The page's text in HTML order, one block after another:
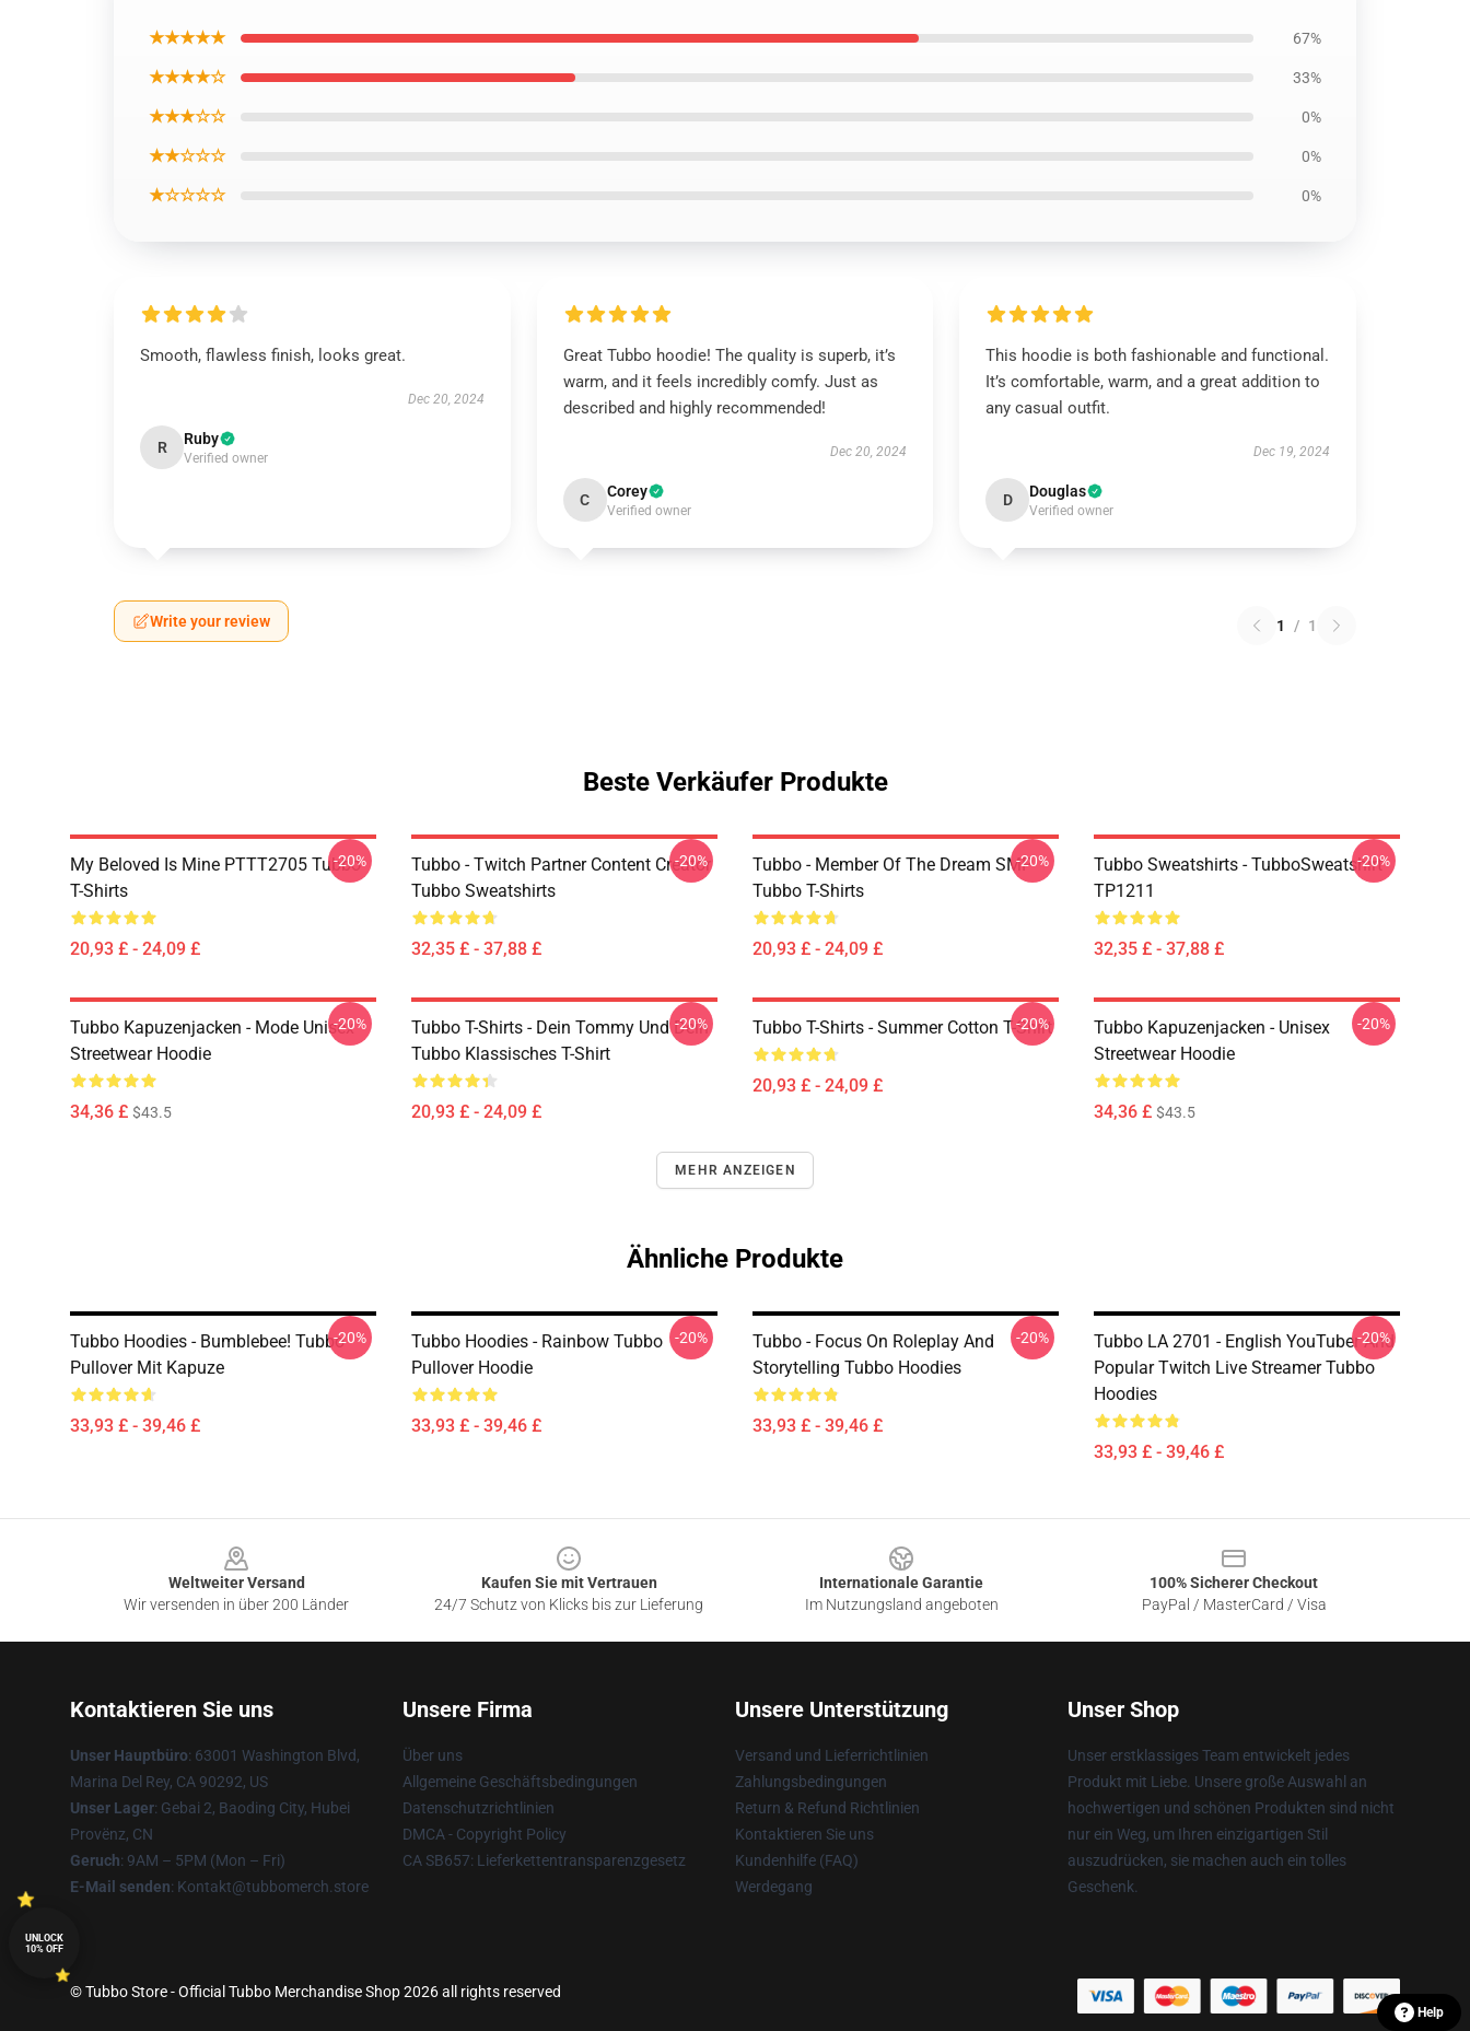
★★★★★ 67%
★★★★☆ 33%
★★★☆☆ 0%
★★☆☆☆ 0%
★☆☆☆☆ 0%
Smooth, flawless finish, looks great.
Dec 20, 2024
R Ruby
Verified owner
Great Tubbo hoodie! The quality is superb, it’s
warm, and it feels incredibly comfy. Just as
described and highly recommended!
Dec 20, 2024
C Corey
Verified owner
This hoodie is both fashionable and functional.
It’s comfortable, warm, and a great addition to
any casual outfit.
Dec 19, 2024
D Douglas
Verified owner
Write your review 1 / 1
Beste Verkäufer Produkte
My Beloved Is Mine PTTT2705 Tubbo
T-Shirts
20,93 £ - 24,09 £
-20%
Tubbo - Twitch Partner Content Creator
Tubbo Sweatshirts
32,35 £ - 37,88 £
-20%
Tubbo - Member Of The Dream SMP
Tubbo T-Shirts
20,93 £ - 24,09 £
-20%
Tubbo Sweatshirts - TubboSweatshirt
TP1211
32,35 £ - 37,88 £
-20%
Tubbo Kapuzenjacken - Mode Unisex
Streetwear Hoodie
34,36 £ $43.5
-20%
Tubbo T-Shirts - Dein Tommy Und Dein
Tubbo Klassisches T-Shirt
20,93 £ - 24,09 £
-20% Tubbo T-Shirts - Summer Cotton T-Shirt
20,93 £ - 24,09 £
-20%
Tubbo Kapuzenjacken - Unisex
Streetwear Hoodie
34,36 £ $43.5
-20%
MEHR ANZEIGEN
Ähnliche Produkte
Tubbo Hoodies - Bumblebee! Tubbo
Pullover Mit Kapuze
33,93 £ - 39,46 £
-20%
Tubbo Hoodies - Rainbow Tubbo
Pullover Hoodie
33,93 £ - 39,46 £
-20%
Tubbo - Focus On Roleplay And
Storytelling Tubbo Hoodies
33,93 £ - 39,46 £
-20%
Tubbo LA 2701 - English YouTuber And
Popular Twitch Live Streamer Tubbo
Hoodies
33,93 £ - 39,46 £
-20%
Weltweiter Versand
Wir versenden in über 200 Länder
Kaufen Sie mit Vertrauen
24/7 Schutz von Klicks bis zur Lieferung
Internationale Garantie
Im Nutzungsland angeboten
100% Sicherer Checkout
PayPal / MasterCard / Visa
Kontaktieren Sie uns
Unser Hauptbüro: 63001 Washington Blvd,
Marina Del Rey, CA 90292, US
Unser Lager: Gebai 2, Baoding City, Hubei
Provënz, CN
Geruch: 9AM – 5PM (Mon – Fri)
E-Mail senden: Kontakt@tubbomerch.store
Unsere Firma
Über uns
Allgemeine Geschäftsbedingungen
Datenschutzrichtlinien
DMCA - Copyright Policy
CA SB657: Lieferkettentransparenzgesetz
Unsere Unterstützung
Versand und Lieferrichtlinien
Zahlungsbedingungen
Return & Refund Richtlinien
Kontaktieren Sie uns
Kundenhilfe (FAQ)
Werdegang
Unser Shop
Unser erstklassiges Team entwickelt jedes
Produkt mit Liebe. Unsere große Auswahl an
hochwertigen und schönen Produkten sind nicht
nur ein Weg, um Ihren einzigartigen Stil
auszudrücken, sie machen auch ein tolles
Geschenk.
© Tubbo Store - Official Tubbo Merchandise Shop 2026 all rights reserved
Help
UNLOCK
10% OFF